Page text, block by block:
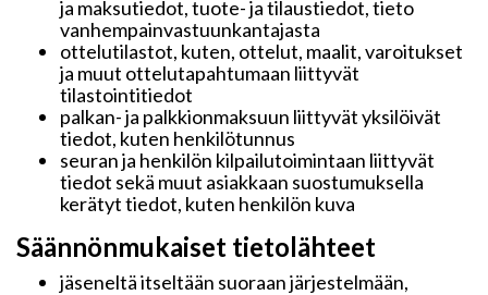
ja maksutiedot, tuote- ja tilaustiedot, tieto
vanhempainvastuunkantajasta
ottelutilastot, kuten, ottelut, maalit, varoitukset
ja muut ottelutapahtumaan liittyvät
tilastointitiedot
palkan- ja palkkionmaksuun liittyvät yksilöivät
tiedot, kuten henkilötunnus
seuran ja henkilön kilpailutoimintaan liittyvät
tiedot sekä muut asiakkaan suostumuksella
kerätyt tiedot, kuten henkilön kuva
Säännönmukaiset tietolähteet
jäseneltä itseltään suoraan järjestelmään,